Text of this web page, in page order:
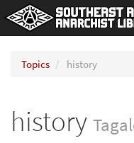
Topics history
history